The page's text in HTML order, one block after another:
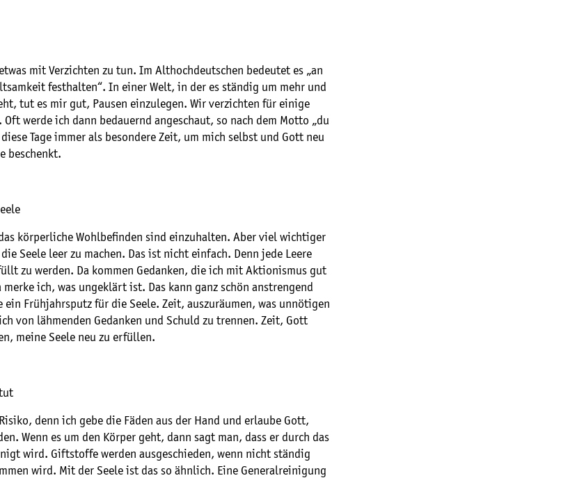
mit Verzichten zu tun. Im Althochdeutschen bedeutet es „an
festhalten“. In einer Welt, in der es ständig um mehr und
tut es mir gut, Pausen einzulegen. Wir verzichten für einige
Oft werde ich dann bedauernd angeschaut, so nach dem Motto „du
Tage immer als besondere Zeit, um mich selbst und Gott neu
beschenkt.
körperliche Wohlbefinden sind einzuhalten. Aber viel wichtiger
Seele leer zu machen. Das ist nicht einfach. Denn jede Leere
zu werden. Da kommen Gedanken, die ich mit Aktionismus gut
ich, was ungeklärt ist. Das kann ganz schön anstrengend
ein Frühjahrsputz für die Seele. Zeit, auszuräumen, was unnötigen
von lähmenden Gedanken und Schuld zu trennen. Zeit, Gott
meine Seele neu zu erfüllen.
denn ich gebe die Fäden aus der Hand und erlaube Gott,
Wenn es um den Körper geht, dann sagt man, dass er durch das
wird. Giftstoffe werden ausgeschieden, wenn nicht ständig
wird. Mit der Seele ist das so ähnlich. Eine Generalreinigung